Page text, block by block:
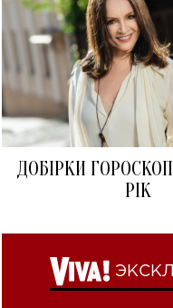
ДОБІРКИ
РІК